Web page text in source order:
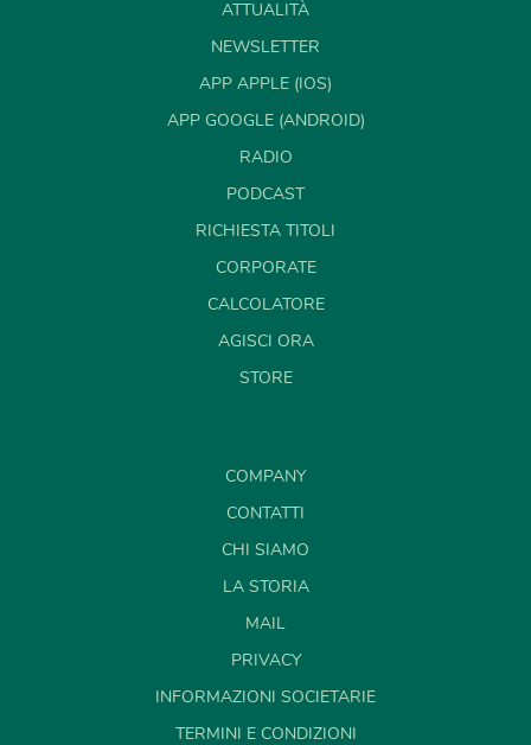
ATTUALITÀ
NEWSLETTER
APP APPLE (IOS)
APP GOOGLE (ANDROID)
RADIO
PODCAST
RICHIESTA TITOLI
CORPORATE
CALCOLATORE
AGISCI ORA
STORE
COMPANY
CONTATTI
CHI SIAMO
LA STORIA
MAIL
PRIVACY
INFORMAZIONI SOCIETARIE
TERMINI E CONDIZIONI